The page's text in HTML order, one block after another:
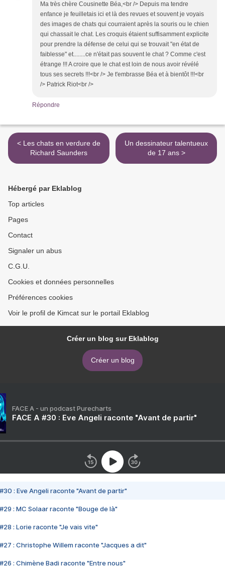
Ma très chère Cousinette Béa,<br /> Depuis ma tendre
enfance je feuilletais ici et là des revues et souvent je voyais
des images de chats qui courraient après la souris ou le chien
qui chassait le chat. Les croquis étaient suffisamment explicite
pour prendre la défense de celui qui se trouvait "en état de
faiblesse" et........ce n'était pas souvent le chat ? Comme c'est
étrange !!! A croire que le chat est loin de nous avoir révélé
tous ses secrets !!!<br /> Je t'embrasse Béa et à bientôt !!!<br
/> Patrick Riot<br />
Répondre
< Les chats en verdure de
Richard Saunders
Un dessinateur talentueux
de 17 ans >
Hébergé par Eklablog
Top articles
Pages
Contact
Signaler un abus
C.G.U.
Cookies et données personnelles
Préférences cookies
Voir le profil de Kimcat sur le portail Eklablog
Créer un blog sur Eklablog
Créer un blog
FACE A - un podcast Purecharts
FACE A #30 : Eve Angeli raconte "Avant de partir"
#30 : Eve Angeli raconte "Avant de partir"
#29 : MC Solaar raconte "Bouge de là"
#28 : Lorie raconte "Je vais vite"
#27 : Christophe Willem raconte "Jacques a dit"
#26 : Chimène Badi raconte "Entre nous"